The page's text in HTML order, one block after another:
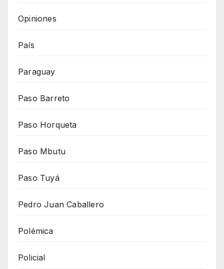
Opiniones
País
Paraguay
Paso Barreto
Paso Horqueta
Paso Mbutu
Paso Tuyá
Pedro Juan Caballero
Polémica
Policial